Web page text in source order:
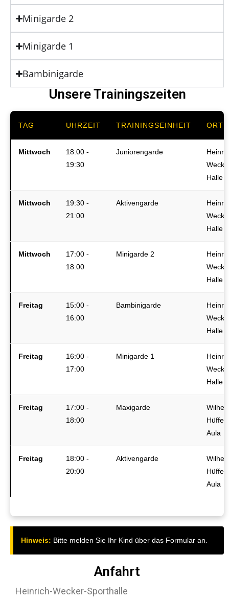
Minigarde 2
Minigarde 1
Bambinigarde
Unsere Trainingszeiten
TAG UHRZEIT TRAININGSEINHEIT ORT
Mittwoch
18:00 -
19:30
Juniorengarde
Halle
Mittwoch
19:30 -
21:00
Aktivengarde
Halle
Mittwoch
17:00 -
18:00
Minigarde 2
Halle
Freitag
15:00 -
16:00
Bambinigarde
Halle
Freitag
16:00 -
17:00
Minigarde 1
Halle
Freitag
17:00 -
18:00
Maxigarde
Hüffer-
Aula
Freitag
18:00 -
20:00
Aktivengarde
Hüffer-
Aula
Hinweis: Bitte melden Sie Ihr Kind über das Formular an.
Anfahrt
Heinrich-Wecker-Sporthalle